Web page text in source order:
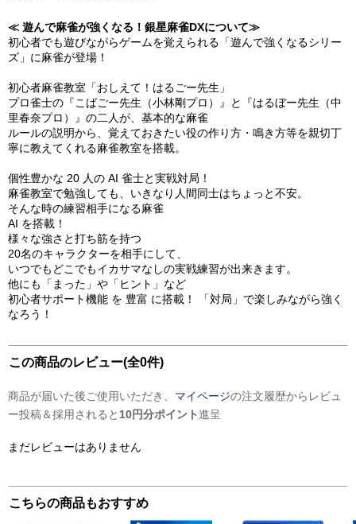
≪ 遊んで麻雀が強くなる！銀星麻雀DXについて≫
初心者でも遊びながらゲームを覚えられる「遊んで強くなるシリー
ズ」に麻雀が登場！
初心者麻雀教室「おしえて！はるごー先生」
プロ雀士の『こばごー先生（小林剛プロ）』と『はるぼー先生（中
里春奈プロ）』の二人が、基本的な麻雀
ルールの説明から、覚えておきたい役の作り方・鳴き方等を親切丁
寧に教えてくれる麻雀教室を搭載。
個性豊かな 20 人の AI 雀士と実戦対局！
麻雀教室で勉強しても、いきなり人間同士はちょっと不安。
そんな時の練習相手になる麻雀
AI を搭載！
様々な強さと打ち筋を持つ
20名のキャラクターを相手にして、
いつでもどこでもイカサマなしの実戦練習が出来きます。
他にも「まった」や「ヒント」など
初心者サポート機能 を 豊富 に搭載！ 「対局」で楽しみながら強く
なろう！
この商品のレビュー(全0件)
商品が届いた後ご使用いただき、 マイページの注文履歴からレビュ
ー投稿＆採用されると 10円分ポイント進呈
まだレビューはありません
こちらの商品もおすすめ